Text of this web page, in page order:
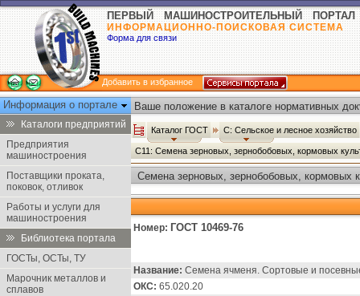
ПЕРВЫЙ МАШИНОСТРОИТЕЛЬНЫЙ ПОРТАЛ
ИНФОРМАЦИОННО-ПОИСКОВАЯ СИСТЕМА
Форма для связи
Добавить в избранное
Информация о портале
Каталоги предприятий
Предприятия
машиностроения
Поставщики проката,
поковок, отливок
Работы и услуги для
машиностроения
Библиотека портала
ГОСТы, ОСТы, ТУ
Марочник металлов и
сплавов
Ваше положение в каталоге нормативных
Каталог ГОСТ С: Сельское и лесное хозяйство
С11: Семена зерновых, зернобобовых, кормовых
Семена зерновых, зернобобовых, кормовых
Номер: ГОСТ 10469-76
Название: Семена ячменя. Сортовые и
ОКС: 65.020.20